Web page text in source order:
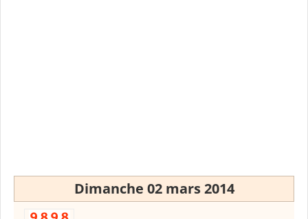
Dimanche 02 mars 2014